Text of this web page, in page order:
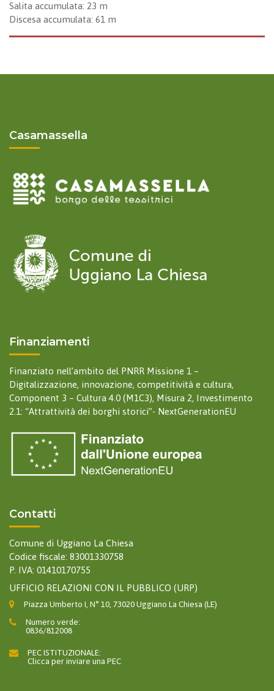
Salita accumulata: 23 m
Discesa accumulata: 61 m
Casamassella
Finanziamenti
Finanziato nell’ambito del PNRR Missione 1 –
Digitalizzazione, innovazione, competitività e cultura,
Component 3 – Cultura 4.0 (M1C3), Misura 2, Investimento
2.1: “Attrattività dei borghi storici”- NextGenerationEU
Contatti
Comune di Uggiano La Chiesa
Codice fiscale: 83001330758
P. IVA: 01410170755
UFFICIO RELAZIONI CON IL PUBBLICO (URP)
Piazza Umberto I, N° 10, 73020 Uggiano La Chiesa (LE)
Numero verde:
0836/812008
PEC ISTITUZIONALE:
Clicca per inviare una PEC